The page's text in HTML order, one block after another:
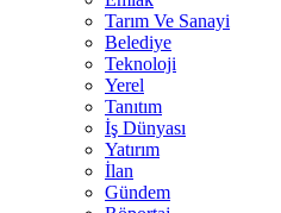
Tarım Ve Sanayi
Belediye
Teknoloji
Yerel
Tanıtım
İş Dünyası
Yatırım
İlan
Gündem